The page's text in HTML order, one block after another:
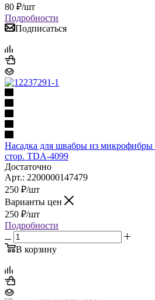
80 ₽/шт
Подробности
Подписаться
Насадка для швабры из
стор. TDA-4099
Достаточно
Арт.: 2200000147479
250 ₽/шт
Варианты цен
250 ₽/шт
Подробности
В корзину